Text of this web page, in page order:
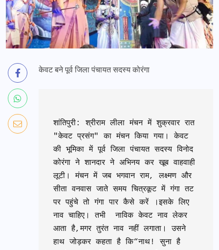
केवट बने पूर्व जिला पंचायत सदस्य कोरंगा
शांतिपुरी: श्रीराम लीला मंचन में शुक्रवार रात
"केवट प्रसंग" का मंचन किया गया। केवट
की भूमिका में पूर्व जिला पंचायत सदस्य विनोद
कोरंगा ने शानदार ने अभिनय कर खूब वाहवाही
लूटी। मंचन में जब भगवान राम, लक्ष्मण और
सीता वनवास जाते समय चित्रकूट में गंगा तट
पर पहुंचे तो गंगा पार कैसे करें ।इसके लिए
नाव चाहिए। तभी  नाविक केवट नाव लेकर
आता है,मगर तुरंत नाव नहीं लगाता। उसने
हाथ जोड़कर कहता है कि“नाथ! सुना है